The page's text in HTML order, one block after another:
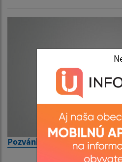
Pozvánka na zasadnutie OcZ